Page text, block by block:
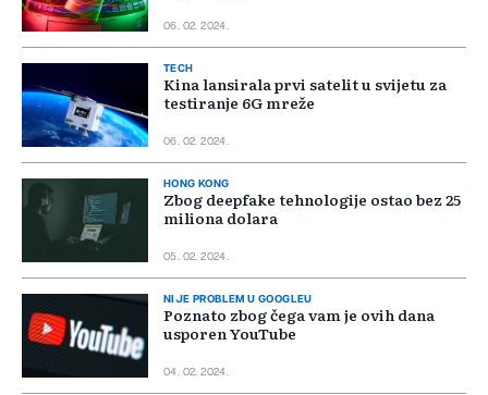
06. 02. 2024.
TECH
Kina lansirala prvi satelit u svijetu za
testiranje 6G mreže
06. 02. 2024.
HONG KONG
Zbog deepfake tehnologije ostao bez 25
miliona dolara
05. 02. 2024.
NIJE PROBLEM U GOOGLEU
Poznato zbog čega vam je ovih dana
usporen YouTube
04. 02. 2024.